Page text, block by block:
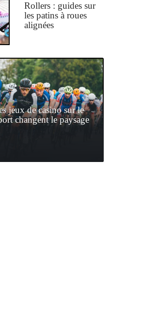
Rollers : guides sur
les patins à roues
alignées
jeux de casino sur le
changent le paysage